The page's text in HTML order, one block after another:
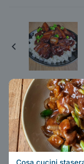
4
Cosa cucini